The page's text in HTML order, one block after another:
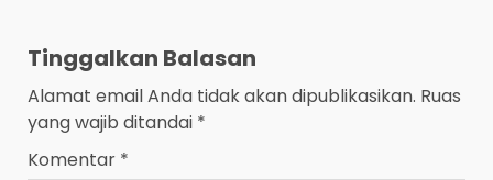
Tinggalkan Balasan
Alamat email Anda tidak akan dipublikasikan. Ruas
yang wajib ditandai *
Komentar *